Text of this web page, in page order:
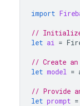
import
// Initialize
let ai =
// Create an
let model =
// Provide
let prompt =